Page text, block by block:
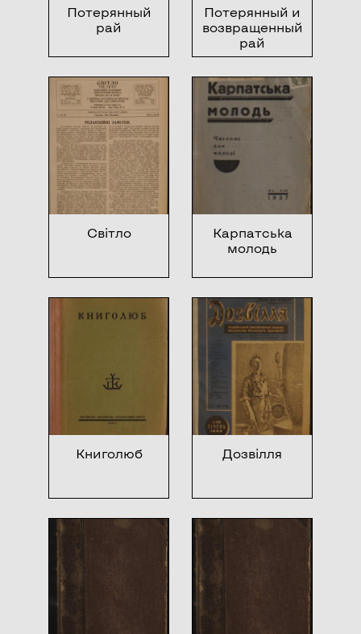
Потерянный
рай
Потерянный и
возвращенный
рай
Світло
Карпатська
молодь
Книголюб Дозвілля